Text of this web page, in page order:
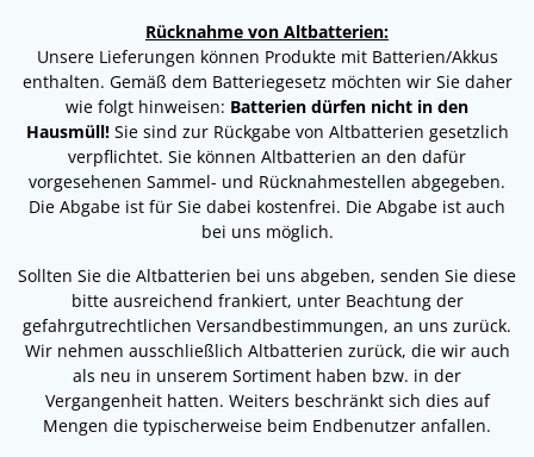
Rücknahme von Altbatterien:
Unsere Lieferungen können Produkte mit Batterien/Akkus
enthalten. Gemäß dem Batteriegesetz möchten wir Sie daher
wie folgt hinweisen: Batterien dürfen nicht in den
Hausmüll! Sie sind zur Rückgabe von Altbatterien gesetzlich
verpflichtet. Sie können Altbatterien an den dafür
vorgesehenen Sammel- und Rücknahmestellen abgegeben.
Die Abgabe ist für Sie dabei kostenfrei. Die Abgabe ist auch
bei uns möglich.
Sollten Sie die Altbatterien bei uns abgeben, senden Sie diese
bitte ausreichend frankiert, unter Beachtung der
gefahrgutrechtlichen Versandbestimmungen, an uns zurück.
Wir nehmen ausschließlich Altbatterien zurück, die wir auch
als neu in unserem Sortiment haben bzw. in der
Vergangenheit hatten. Weiters beschränkt sich dies auf
Mengen die typischerweise beim Endbenutzer anfallen.